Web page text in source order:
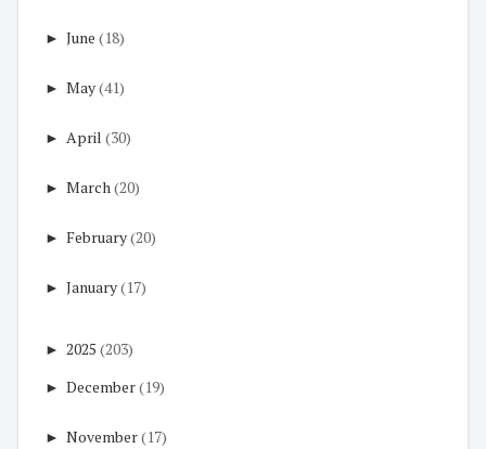
► June (18)
► May(41)
► April (30)
► March(20)
► February(20)
► January(17)
► 2025 (203)
► December(19)
► November(17)